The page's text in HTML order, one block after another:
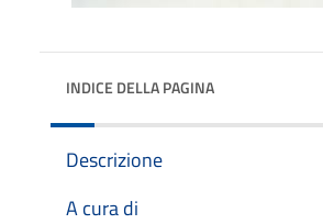
INDICE DELLA PAGINA
Descrizione
A cura di